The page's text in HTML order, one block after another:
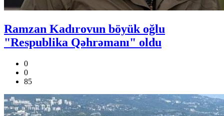
Ramzan Kadırovun böyük oğlu
"Respublika Qəhrəmanı" oldu
0
0
85